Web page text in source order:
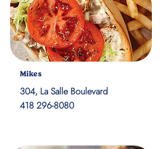
Mikes
304, La Salle Boulevard
418 296-8080